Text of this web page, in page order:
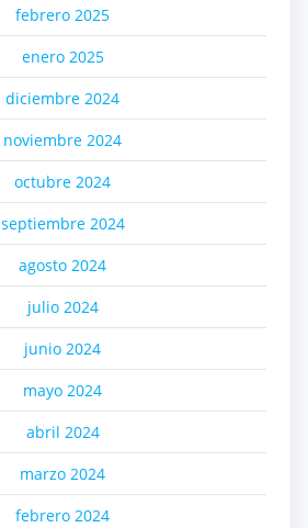
febrero 2025
enero 2025
diciembre 2024
noviembre 2024
octubre 2024
septiembre 2024
agosto 2024
julio 2024
junio 2024
mayo 2024
abril 2024
marzo 2024
febrero 2024